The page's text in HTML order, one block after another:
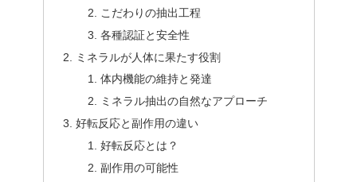
こだわりの抽出工程
各種認証と安全性
ミネラルが人体に果たす役割
体内機能の維持と発達
ミネラル抽出の自然なアプローチ
好転反応と副作用の違い
好転反応とは？
副作用の可能性